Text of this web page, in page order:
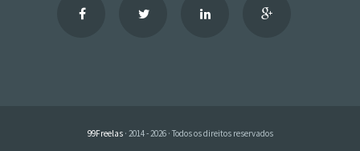
99Freelas· 2014 - 2026 · Todos os direitos reservados